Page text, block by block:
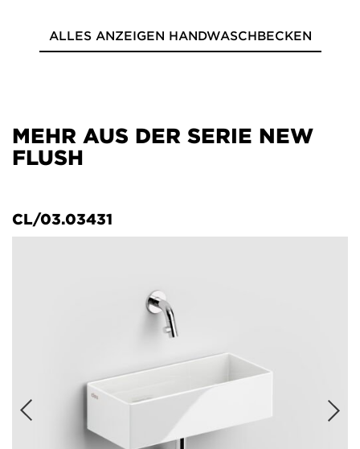
ALLES ANZEIGEN HANDWASCHBECKEN
MEHR AUS DER SERIE NEW
FLUSH
CL/03.03431